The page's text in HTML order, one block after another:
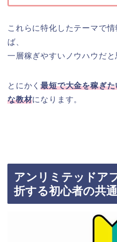
これらに特化したテーマで
ば、
一層稼ぎやすいノウハウだと
とにかく最短で大金を稼ぎ
な教材になります。
アンリミテッドア
折する初心者の共